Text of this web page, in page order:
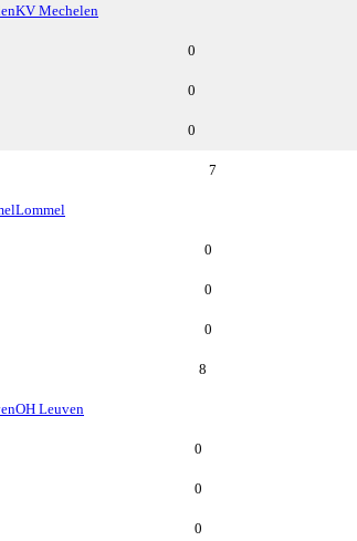
KV Mechelen
0
0
0
7
Lommel
0
0
0
8
OH Leuven
0
0
0